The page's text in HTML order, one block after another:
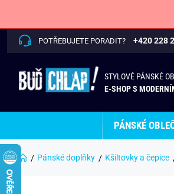
POTŘEBUJETE PORADIT? +420 228
STYLOVÉ PÁNSKÉ
E-SHOP S
PÁNSKÉ
Pánské doplňky Kšiltovky a čepice